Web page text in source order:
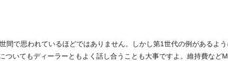
間で思われているほどではありません。しかし第1世代の例があるよ
ついてもディーラーともよく話し合うことも大事ですよ。維持費など